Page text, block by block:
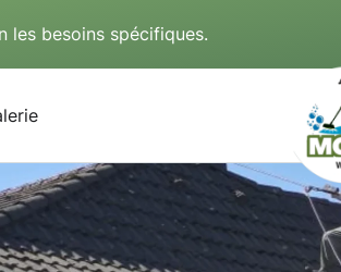
les besoins spécifiques.